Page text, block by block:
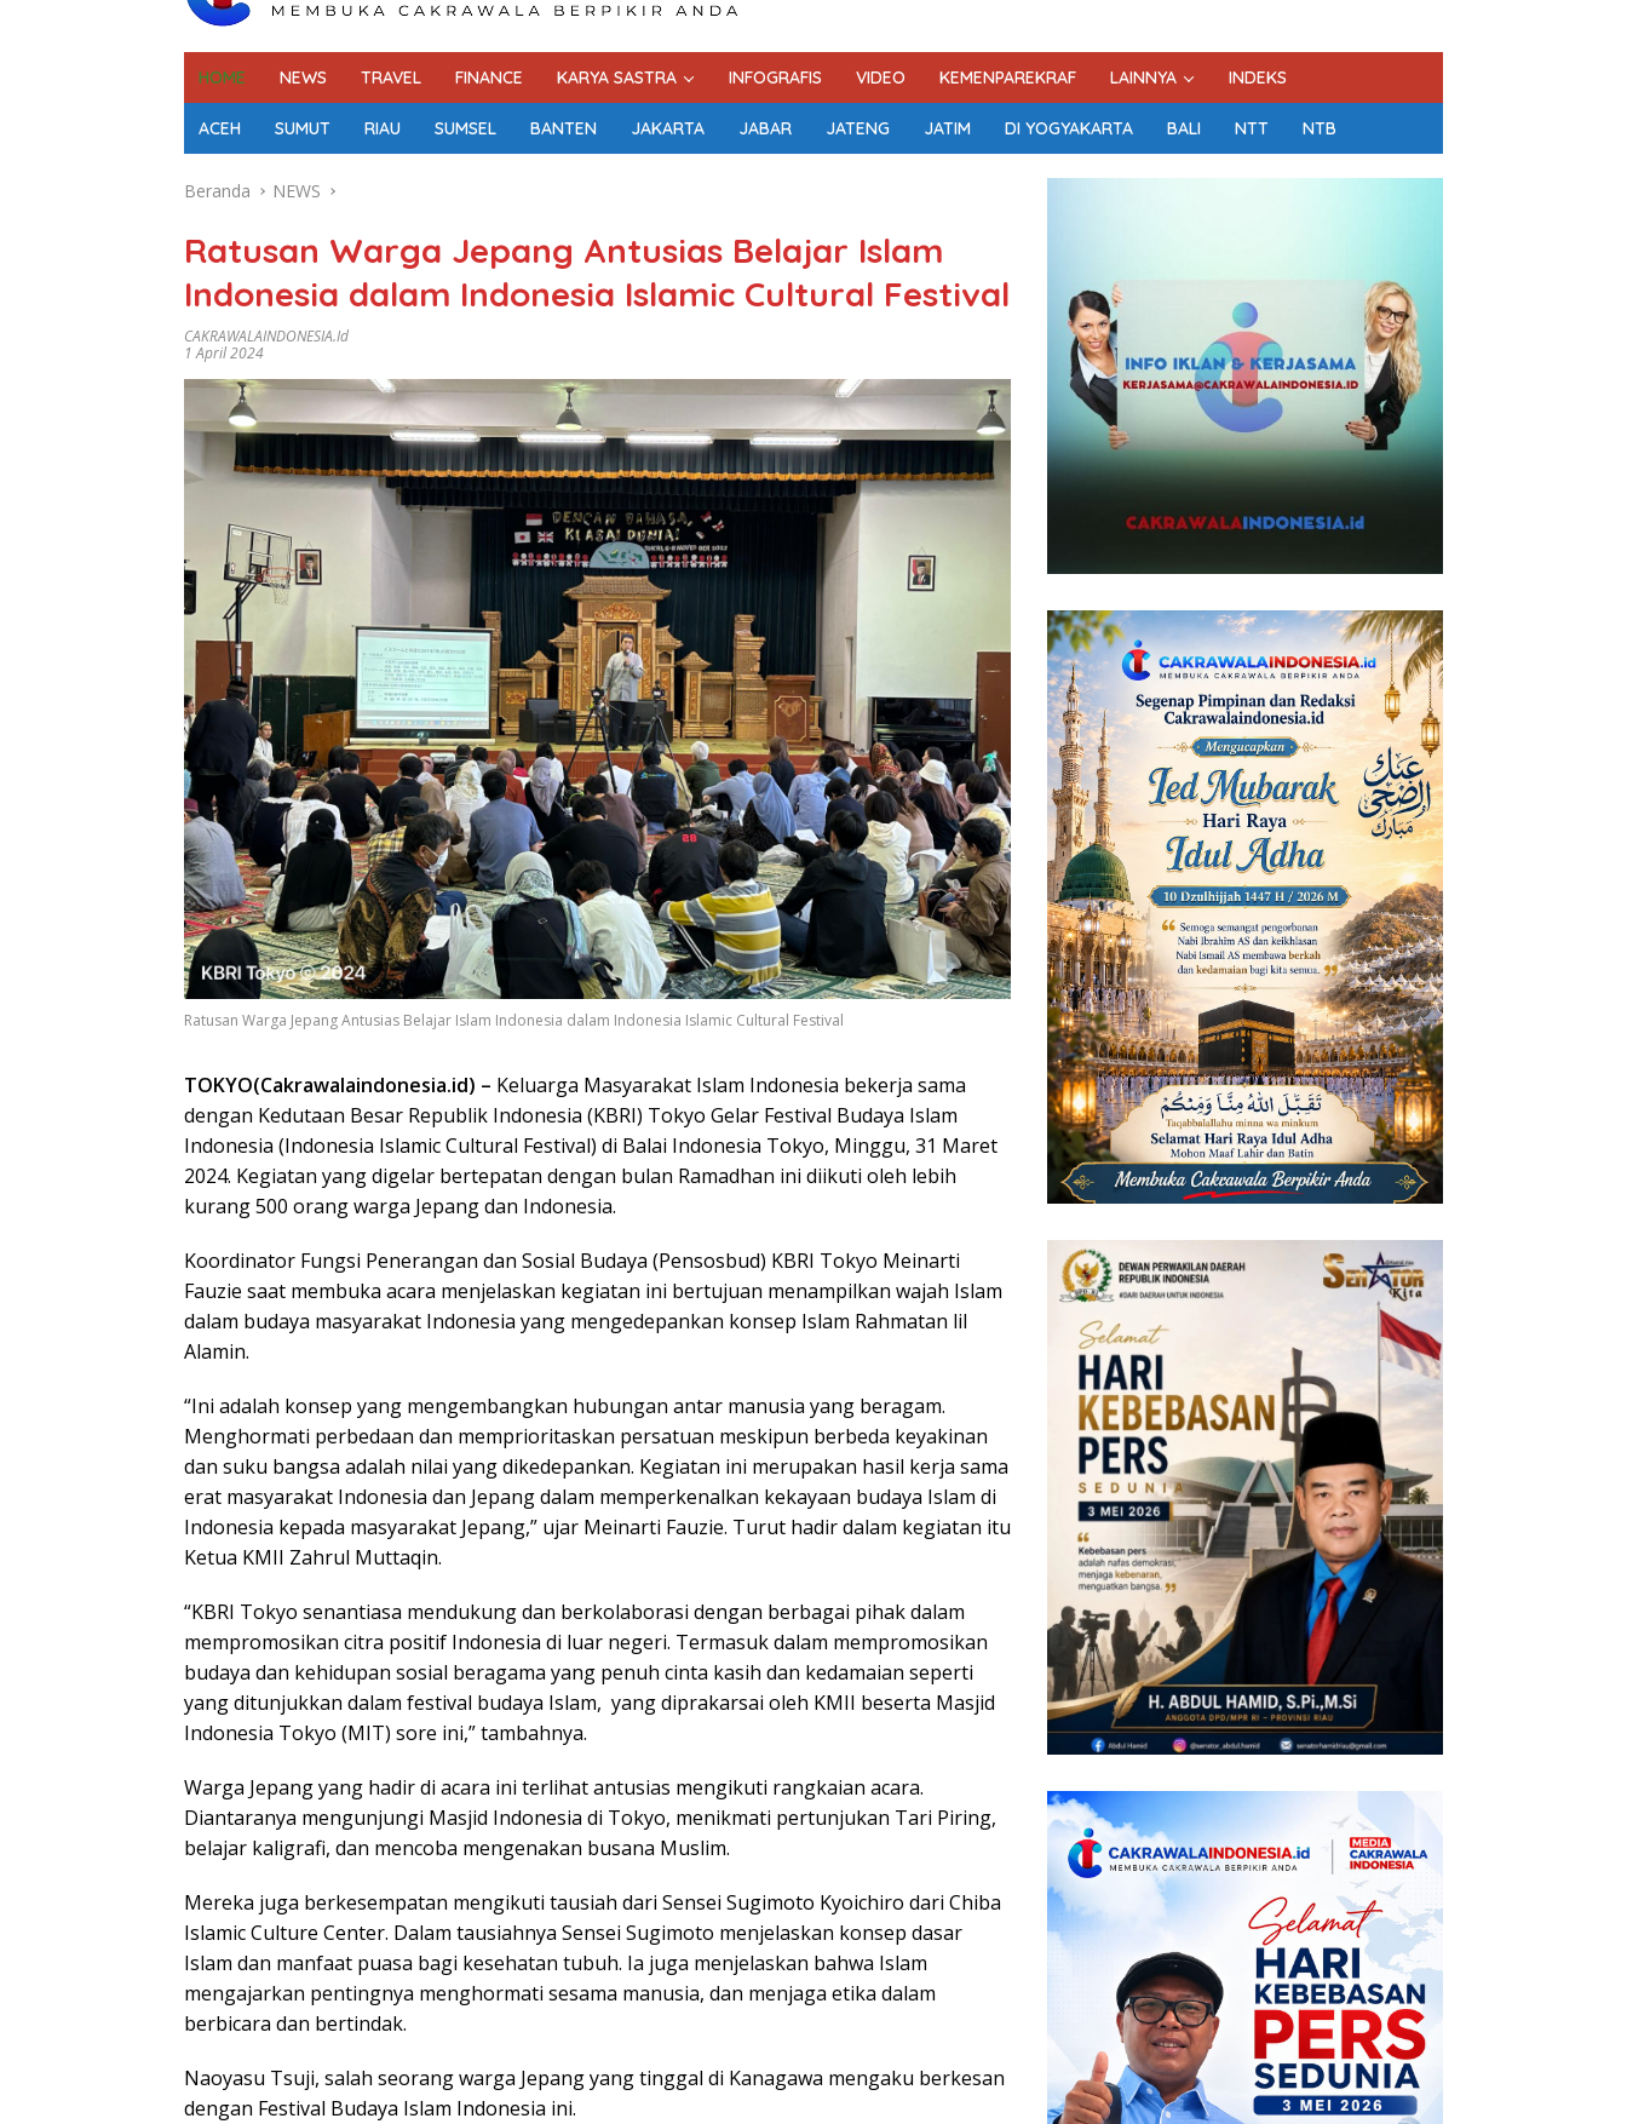
HOME NEWS TRAVEL FINANCE KARYA SASTRA INFOGRAFIS VIDEO KEMENPAREKRAF LAINNYA INDEKS
ACEH SUMUT RIAU SUMSEL BANTEN JAKARTA JABAR JATENG JATIM DI YOGYAKARTA BALI NTT NTB
Beranda NEWS
Ratusan Warga Jepang Antusias Belajar Islam
Indonesia dalam Indonesia Islamic Cultural Festival
CAKRAWALAINDONESIA.id
1 April 2024
Ratusan Warga Jepang Antusias Belajar Islam Indonesia dalam Indonesia Islamic Cultural Festival
TOKYO(Cakrawalaindonesia.id) – Keluarga Masyarakat Islam Indonesia bekerja sama
dengan Kedutaan Besar Republik Indonesia (KBRI) Tokyo Gelar Festival Budaya Islam
Indonesia (Indonesia Islamic Cultural Festival) di Balai Indonesia Tokyo, Minggu, 31 Maret
2024. Kegiatan yang digelar bertepatan dengan bulan Ramadhan ini diikuti oleh lebih
kurang 500 orang warga Jepang dan Indonesia.
Koordinator Fungsi Penerangan dan Sosial Budaya (Pensosbud) KBRI Tokyo Meinarti
Fauzie saat membuka acara menjelaskan kegiatan ini bertujuan menampilkan wajah Islam
dalam budaya masyarakat Indonesia yang mengedepankan konsep Islam Rahmatan lil
Alamin.
“Ini adalah konsep yang mengembangkan hubungan antar manusia yang beragam.
Menghormati perbedaan dan memprioritaskan persatuan meskipun berbeda keyakinan
dan suku bangsa adalah nilai yang dikedepankan. Kegiatan ini merupakan hasil kerja sama
erat masyarakat Indonesia dan Jepang dalam memperkenalkan kekayaan budaya Islam di
Indonesia kepada masyarakat Jepang,” ujar Meinarti Fauzie. Turut hadir dalam kegiatan itu
Ketua KMII Zahrul Muttaqin.
“KBRI Tokyo senantiasa mendukung dan berkolaborasi dengan berbagai pihak dalam
mempromosikan citra positif Indonesia di luar negeri. Termasuk dalam mempromosikan
budaya dan kehidupan sosial beragama yang penuh cinta kasih dan kedamaian seperti
yang ditunjukkan dalam festival budaya Islam, yang diprakarsai oleh KMII beserta Masjid
Indonesia Tokyo (MIT) sore ini,” tambahnya.
Warga Jepang yang hadir di acara ini terlihat antusias mengikuti rangkaian acara.
Diantaranya mengunjungi Masjid Indonesia di Tokyo, menikmati pertunjukan Tari Piring,
belajar kaligrafi, dan mencoba mengenakan busana Muslim.
Mereka juga berkesempatan mengikuti tausiah dari Sensei Sugimoto Kyoichiro dari Chiba
Islamic Culture Center. Dalam tausiahnya Sensei Sugimoto menjelaskan konsep dasar
Islam dan manfaat puasa bagi kesehatan tubuh. Ia juga menjelaskan bahwa Islam
mengajarkan pentingnya menghormati sesama manusia, dan menjaga etika dalam
berbicara dan bertindak.
Naoyasu Tsuji, salah seorang warga Jepang yang tinggal di Kanagawa mengaku berkesan
dengan Festival Budaya Islam Indonesia ini.